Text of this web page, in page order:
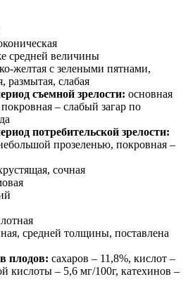
средней величины
желтая с зелеными пятнами,
размытая, слабая
съемной зрелости: основная
– слабый загар по
потребительской зрелости:
прозеленью, покровная –
сочная
средней толщины, поставлена
плодов: сахаров – 11,8%, кислот –
кислоты – 5,6 мг/100г, катехинов –